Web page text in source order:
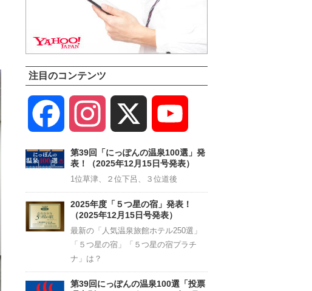
注目のコンテンツ
Facebook Instagram
Channel
第39回「にっぽんの温泉100選」発
表！（2025年12月15日号発表）
1位草津、２位下呂、３位道後
2025年度「５つ星の宿」発表！
（2025年12月15日号発表）
最新の「人気温泉旅館ホテル250選」
「５つ星の宿」「５つ星の宿プラチ
ナ」は？
第39回にっぽんの温泉100選「投票